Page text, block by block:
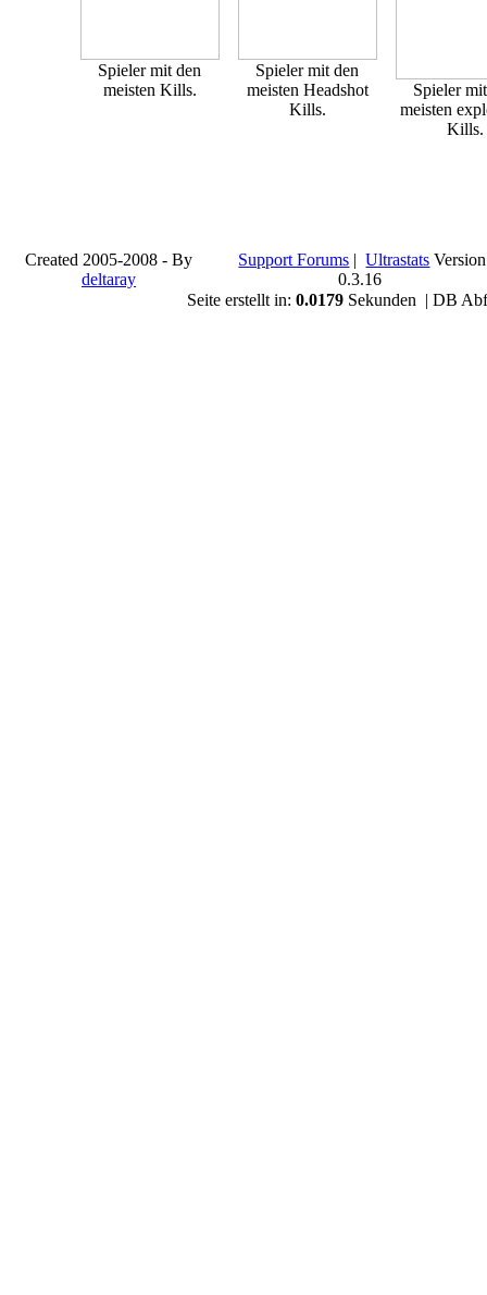
Spieler mit den
meisten Kills.
Spieler mit den
meisten Headshot
Kills.
Spieler
meisten
Kills.
Created 2005-2008 - By
deltaray
Support Forums |Ultrastats Version
0.3.16
Seite erstellt in: 0.0179 Sekunden | DB